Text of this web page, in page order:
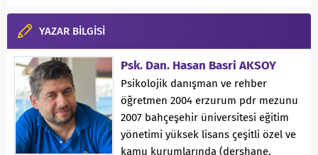
YAZAR BİLGİSİ
Psk. Dan. Hasan Basri AKSOY
Psikolojik danışman ve rehber
öğretmen 2004 erzurum pdr mezunu
2007 bahçeşehir üniversitesi eğitim
yönetimi yüksek lisans çeşitli özel ve
kamu kurumlarında (dershane,